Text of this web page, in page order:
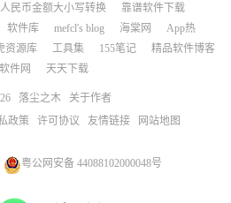
人民币金额大小写转换
靠谱软件下载
软件库 mefcl's blog 海棠网
App热
资源库 工具集 155笔记
精品软件博客
件网
天天下载
落尘之木
关于作者
政策 许可协议 友情链接 网站地图
粤公网安备 44088102000048号